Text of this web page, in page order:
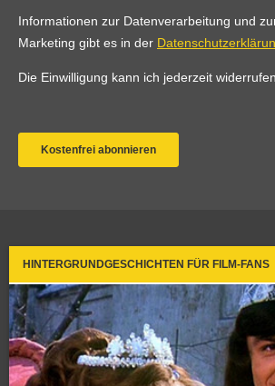
HINTERGRUNDGESCHICHTEN FÜR FILM-FANS